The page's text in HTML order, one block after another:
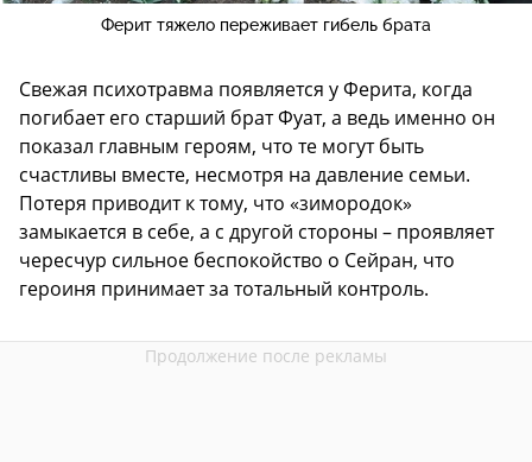
Ферит тяжело переживает гибель брата
Свежая психотравма появляется у Ферита, когда
погибает его старший брат Фуат, а ведь именно он
показал главным героям, что те могут быть
счастливы вместе, несмотря на давление семьи.
Потеря приводит к тому, что «зимородок»
замыкается в себе, а с другой стороны – проявляет
чересчур сильное беспокойство о Сейран, что
героиня принимает за тотальный контроль.